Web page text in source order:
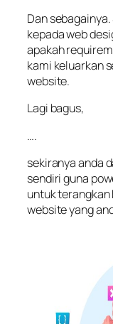
Dan
kepada web
apakah
kami keluarkan
website.
Lagi bagus,
….
sekiranya anda
sendiri guna
untuk
website yang